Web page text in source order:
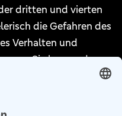
dritten und vierten
die Gefahren des
Verhalten und
vor. Sie lernen, dass
sind, wann ein Fahrrad
sinnvoll ist, beim
tragen. Auch das